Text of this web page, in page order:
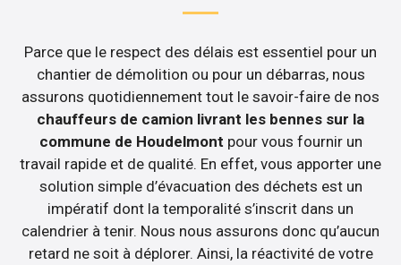
Parce que le respect des délais est essentiel pour un
chantier de démolition ou pour un débarras, nous
assurons quotidiennement tout le savoir-faire de nos
chauffeurs de camion livrant les bennes sur la
commune de Houdelmont pour vous fournir un
travail rapide et de qualité. En effet, vous apporter une
solution simple d’évacuation des déchets est un
impératif dont la temporalité s’inscrit dans un
calendrier à tenir. Nous nous assurons donc qu’aucun
retard ne soit à déplorer. Ainsi, la réactivité de votre